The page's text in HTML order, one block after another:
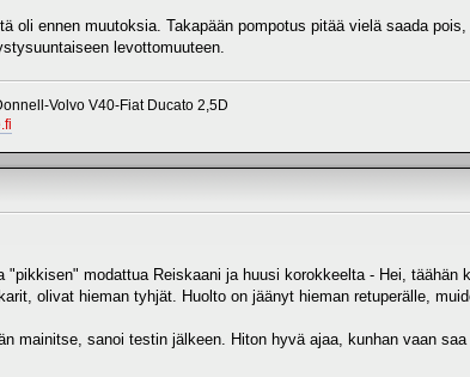
oli ennen muutoksia. Takapään pompotus pitää vielä saada
levottomuuteen.
Volvo V40-Fiat Ducato 2,5D
modattua Reiskaani ja huusi korokkeelta - Hei, täähän
olivat hieman tyhjät. Huolto on jäänyt hieman retuperälle,
mainitse, sanoi testin jälkeen. Hiton hyvä ajaa, kunhan vaan